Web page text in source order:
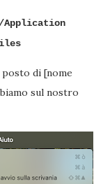
Application
di [nome
sul nostro